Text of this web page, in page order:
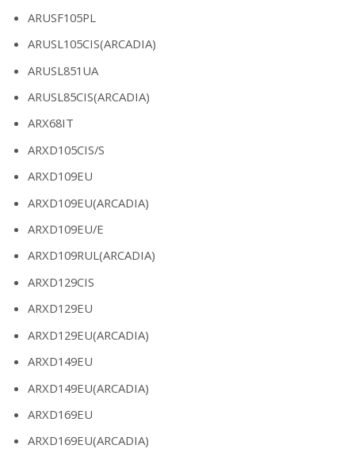
ARUSF105PL
ARUSL105CIS(ARCADIA)
ARUSL851UA
ARUSL85CIS(ARCADIA)
ARX68IT
ARXD105CIS/S
ARXD109EU
ARXD109EU(ARCADIA)
ARXD109EU/E
ARXD109RUL(ARCADIA)
ARXD129CIS
ARXD129EU
ARXD129EU(ARCADIA)
ARXD149EU
ARXD149EU(ARCADIA)
ARXD169EU
ARXD169EU(ARCADIA)